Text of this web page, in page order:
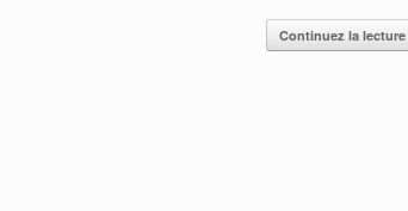
Continuez la lecture